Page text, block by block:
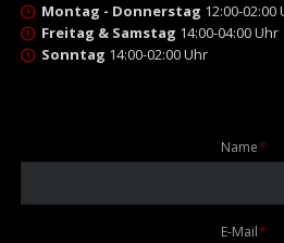
Montag - Donnerstag 12:00-02:00
Freitag & Samstag 14:00-04:00 Uhr
Sonntag 14:00-02:00 Uhr
Pflichtfeld
Name*
Pflichtfeld
E-Mail*